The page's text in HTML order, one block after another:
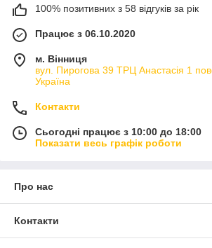
100% позитивних з 58 відгуків за рік
Працює з 06.10.2020
м. Вінниця
вул. Пирогова 39 ТРЦ Анастасія 1
Україна
Контакти
Сьогодні працює з 10:00 до 18:00
Показати весь графік роботи
Про нас
Контакти